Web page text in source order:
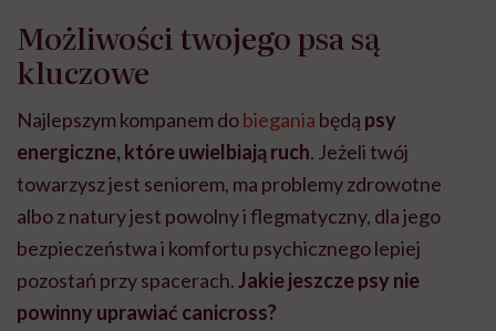
Możliwości twojego psa są
kluczowe
Najlepszym kompanem dobiegania będą psy
energiczne, które uwielbiają ruch. Jeżeli twój
towarzysz jest seniorem, ma problemy zdrowotne
albo z natury jest powolny i flegmatyczny, dla jego
bezpieczeństwa i komfortu psychicznego lepiej
pozostań przy spacerach.Jakie jeszcze psy nie
powinny uprawiać canicross?